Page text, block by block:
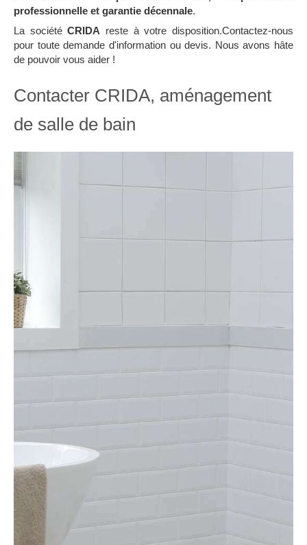
professionnelle et garantie décennale.
La sociétéCRIDA reste à votre disposition.Contactez-nous
pour toute demande d'information ou devis. Nous avons hâte
de pouvoir vous aider !
Contacter CRIDA, aménagement
de salle de bain